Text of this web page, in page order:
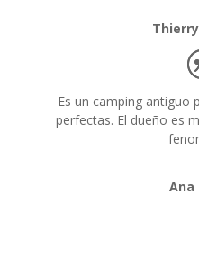
Es un camping antiguo
perfectas. El dueño es
Ana